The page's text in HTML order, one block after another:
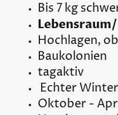
Bis 7 kg
Hochlagen,
Baukolonien
tagaktiv
Echter
Oktober -